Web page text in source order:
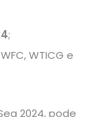
;
WTICG e
2024, pode